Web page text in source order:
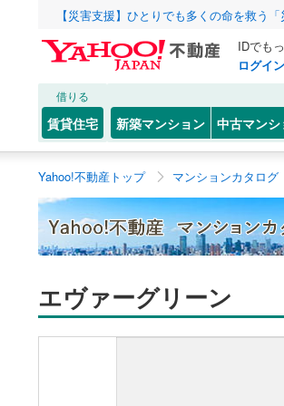
【災害支援】ひとりでも多くの命を救う
IDでも
ログイン
借りる
賃貸住宅 新築マンション 中古マンシ
Yahoo!不動産トップ マンションカタログ
エヴァーグリーン